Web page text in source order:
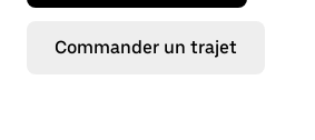
Commander un trajet